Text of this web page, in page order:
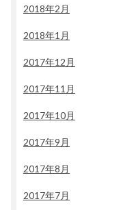
2018年2月
2018年1月
2017年12月
2017年11月
2017年10月
2017年9月
2017年8月
2017年7月